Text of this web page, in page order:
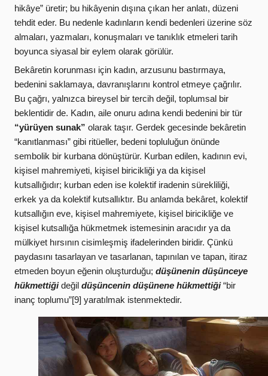
hikâye” üretir; bu hikâyenin dışına çıkan her anlatı, düzeni
tehdit eder. Bu nedenle kadınların kendi bedenleri üzerine söz
almaları, yazmaları, konuşmaları ve tanıklık etmeleri tarih
boyunca siyasal bir eylem olarak görülür.
Bekâretin korunması için kadın, arzusunu bastırmaya,
bedenini saklamaya, davranışlarını kontrol etmeye çağrılır.
Bu çağrı, yalnızca bireysel bir tercih değil, toplumsal bir
beklentidir de. Kadın, aile onuru adına kendi bedenini bir tür
“yürüyen sunak” olarak taşır. Gerdek gecesinde bekâretin
“kanıtlanması” gibi ritüeller, bedeni topluluğun önünde
sembolik bir kurbana dönüştürür. Kurban edilen, kadının evi,
kişisel mahremiyeti, kişisel biricikliği ya da kişisel
kutsallığıdır; kurban eden ise kolektif iradenin sürekliliği,
erkek ya da kolektif kutsallıktır. Bu anlamda bekâret, kolektif
kutsallığın eve, kişisel mahremiyete, kişisel biricikliğe ve
kişisel kutsallığa hükmetmek istemesinin aracıdır ya da
mülkiyet hırsının cisimleşmiş ifadelerinden biridir. Çünkü
paydasını tasarlayan ve tasarlanan, tapınılan ve tapan, itiraz
etmeden boyun eğenin oluşturduğu; düşünenin düşünceye
hükmettiğideğil düşüncenin düşünene hükmettiği“bir
inanç toplumu”[9] yaratılmak istenmektedir.